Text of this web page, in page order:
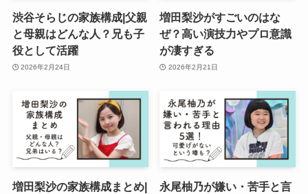
渋谷そらじの家族構成|父親
と母親はどんな人？兄も子
役として活躍
2026年2月24日
増田梨沙がすごいのはな
ぜ？高い演技力やプロ意識
が凄すぎる
2026年2月21日
増田梨沙の家族構成まとめ|
永尾柚乃が嫌い・苦手と言